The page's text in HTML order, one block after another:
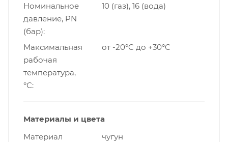
Номинальное
давление, PN
(бар)
10 (газ), 16 (вода)
Максимальная
рабочая
температура,
°С
от -20°C до +30°C
Материалы и цвета
Материал
чугун